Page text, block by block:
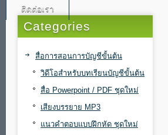
ติดต่อเรา
Categories
สื่อการสอนการบัญชีขั้นต้น
วิดีโอสำหรับบทเรียนบัญชีขั้นต้น
สื่อ Powerpoint / PDF ชุดใหม่
เสียงบรรยาย MP3
แนวคำตอบแบบฝึกหัด ชุดใหม่